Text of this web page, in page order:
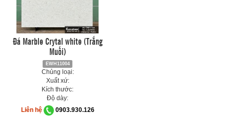
Đá Marble Crytal white (Trắng
Muối)
EWH11004
Chủng loại:
Xuất xứ:
Kích thước:
Độ dày:
Liên hệ
0903.930.126